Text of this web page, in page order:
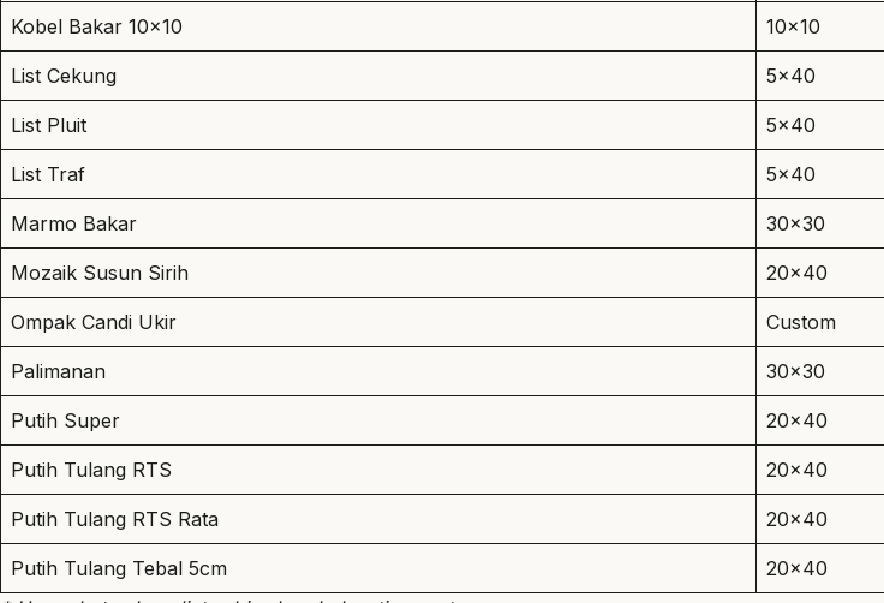
Kobel Bakar 10×10 10×10
List Cekung 5×40
List Pluit 5×40
List Traf 5×40
Marmo Bakar 30×30
Mozaik Susun Sirih 20×40
Ompak Candi Ukir Custom
Palimanan 30×30
Putih Super 20×40
Putih Tulang RTS 20×40
Putih Tulang RTS Rata 20×40
Putih Tulang Tebal 5cm 20×40